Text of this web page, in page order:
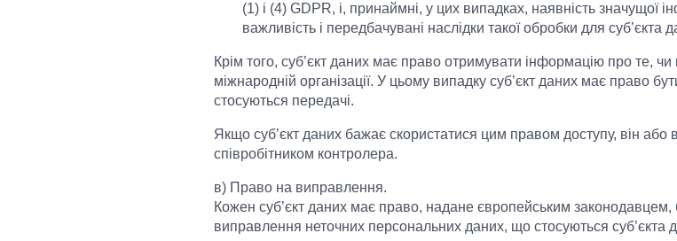
(1) і (4) GDPR, і, принаймні, у цих випадках, наявність значущої
важливість і передбачувані наслідки такої обробки для суб’єкта
Крім того, суб’єкт даних має право отримувати інформацію про те, чи
міжнародній організації. У цьому випадку суб’єкт даних має право
стосуються передачі.
Якщо суб’єкт даних бажає скористатися цим правом доступу, він або
співробітником контролера.
в) Право на виправлення.
Кожен суб’єкт даних має право, надане європейським законодавцем,
виправлення неточних персональних даних, що стосуються суб’єкта